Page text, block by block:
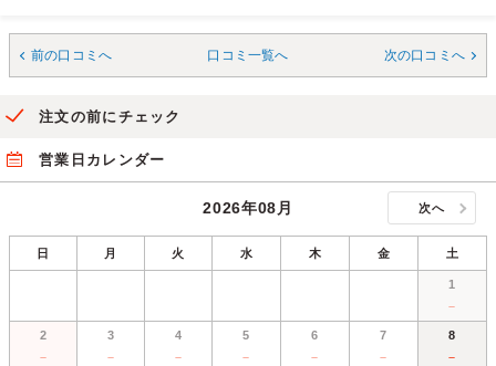
前の口コミへ 口コミ一覧へ 次の口コミへ
注文の前にチェック
営業日カレンダー
2026年08月 次へ
日 月 火 水 木 金 土
1
－
2
－
3
－
4
－
5
－
6
－
7
－
8
－